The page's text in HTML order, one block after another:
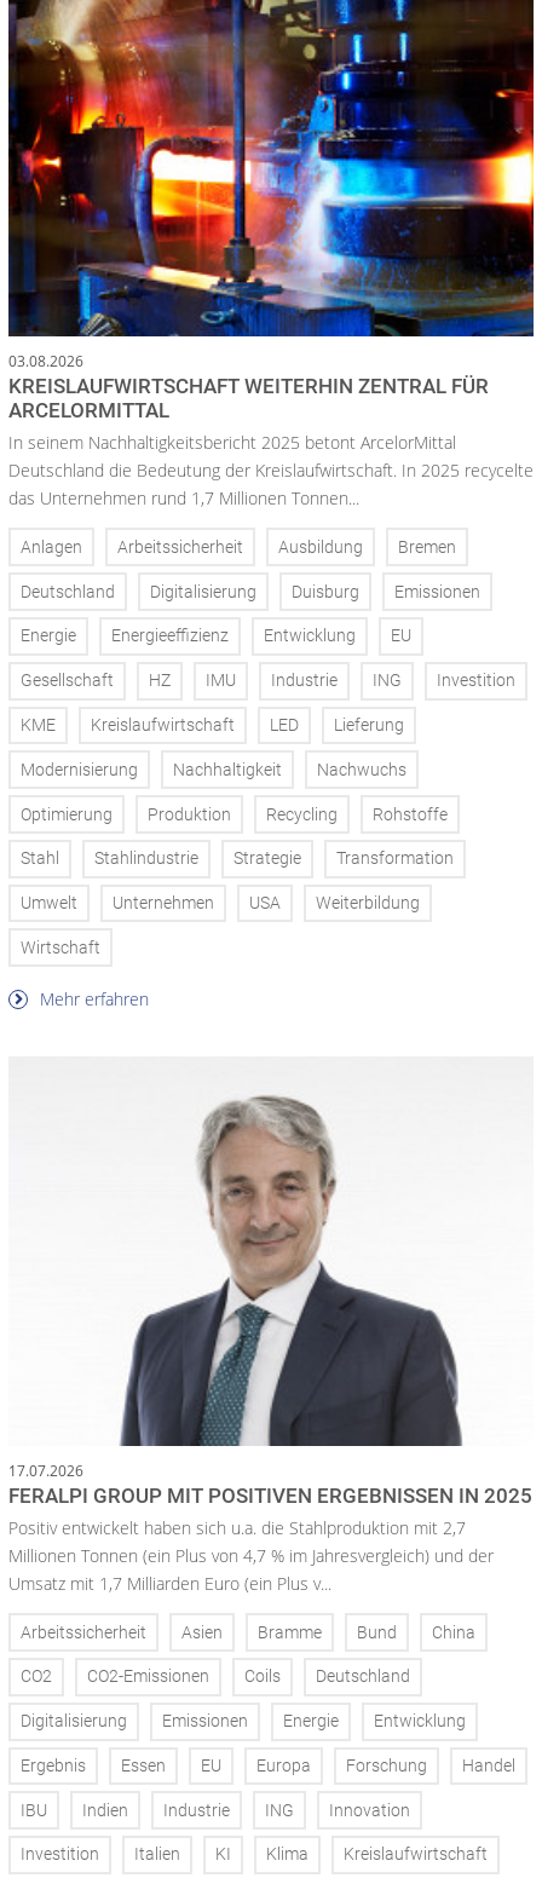
03.08.2026
KREISLAUFWIRTSCHAFT WEITERHIN ZENTRAL FÜR
ARCELORMITTAL
In seinem Nachhaltigkeitsbericht 2025 betont ArcelorMittal
Deutschland die Bedeutung der Kreislaufwirtschaft. In 2025 recycelte
das Unternehmen rund 1,7 Millionen Tonnen...
Anlagen Arbeitssicherheit Ausbildung Bremen
Deutschland Digitalisierung Duisburg Emissionen
Energie Energieeffizienz Entwicklung EU
Gesellschaft HZ IMU Industrie ING Investition
KME Kreislaufwirtschaft LED Lieferung
Modernisierung Nachhaltigkeit Nachwuchs
Optimierung Produktion Recycling Rohstoffe
Stahl Stahlindustrie Strategie Transformation
Umwelt Unternehmen USA Weiterbildung
Wirtschaft
Mehr erfahren
17.07.2026
FERALPI GROUP MIT POSITIVEN ERGEBNISSEN IN 2025
Positiv entwickelt haben sich u.a. die Stahlproduktion mit 2,7
Millionen Tonnen (ein Plus von 4,7 % im Jahresvergleich) und der
Umsatz mit 1,7 Milliarden Euro (ein Plus v...
Arbeitssicherheit Asien Bramme Bund China
CO2 CO2-Emissionen Coils Deutschland
Digitalisierung Emissionen Energie Entwicklung
Ergebnis Essen EU Europa Forschung Handel
IBU Indien Industrie ING Innovation
Investition Italien KI Klima Kreislaufwirtschaft